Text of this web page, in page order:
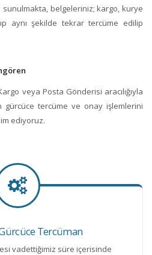
sunulmakta, belgeleriniz; kargo, kurye
aynı şekilde tekrar tercüme edilip
veya Posta Gönderisi aracılığıyla
gürcüce tercüme ve onay işlemlerini
ediyoruz.
Tercüman
vadettiğimiz süre içerisinde